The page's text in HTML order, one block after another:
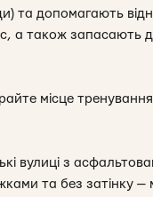
та допомагають
а також запасають
місце
вулиці з
та без затінку —